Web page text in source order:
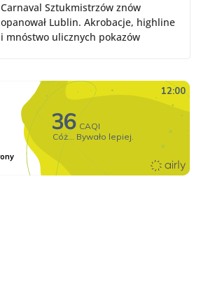
Carnaval Sztukmistrzów znów
opanował Lublin. Akrobacje, highline
i mnóstwo ulicznych pokazów